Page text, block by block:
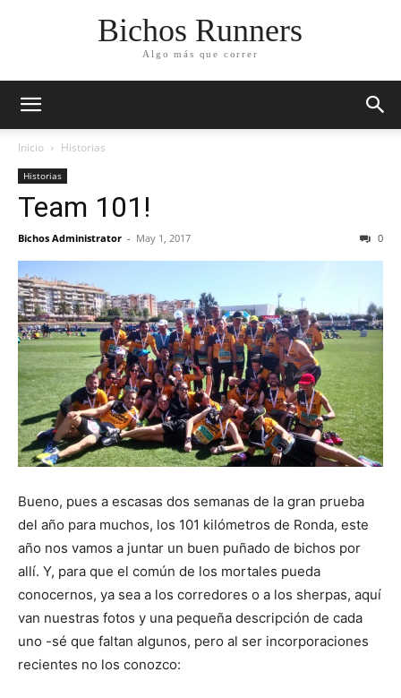
Bichos Runners
Algo más que correr
Inicio Historias
Historias
Team 101!
Bichos Administrator - May 1, 2017 0
Bueno, pues a escasas dos semanas de la gran prueba
del año para muchos, los 101 kilómetros de Ronda, este
año nos vamos a juntar un buen puñado de bichos por
allí. Y, para que el común de los mortales pueda
conocernos, ya sea a los corredores o a los sherpas, aquí
van nuestras fotos y una pequeña descripción de cada
uno -sé que faltan algunos, pero al ser incorporaciones
recientes no los conozco: